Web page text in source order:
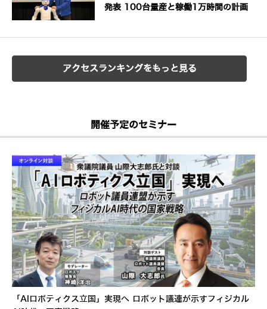
発表 100台量産と稼働1万時間の計画
アクセスランキングをもっと見る
開催予定のセミナー
「AIロボティクス立国」実現へ ロボット議連が示すフィジカル